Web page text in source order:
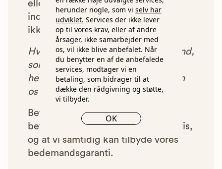
herunder nogle, som vi selv har
udviklet. Services der ikke lever
op til vores krav, eller af andre
årsager, ikke samarbejder med
os, vil ikke blive anbefalet. Når
du benytter en af de anbefalede
services, modtager vi en
betaling, som bidrager til at
dække den rådgivning og støtte,
vi tilbyder.
OK
eller som af andre årsager ikke har
indgået et samarbejde med os, vil
ikke blive vist i vores anbefalinger.
Hver gang du benytter en bedemand,
som vi har godkendt, anbefalet og
henvist dig til, betaler bedemanden
os et beløb for denne henvisning.
Betalingen for vores henvisninger
betyder, at vores rådgivning er gratis,
og at vi samtidig kan tilbyde vores
bedemandsgaranti.